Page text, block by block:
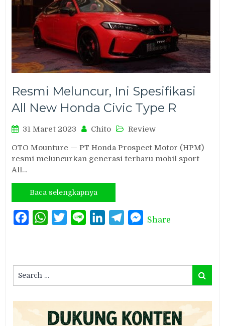
Resmi Meluncur, Ini Spesifikasi
All New Honda Civic Type R
31 Maret 2023 Chito Review
OTO Mounture — PT Honda Prospect Motor (HPM)
resmi meluncurkan generasi terbaru mobil sport
All…
Baca selengkapnya
FacebookWhatsAppTwitterLine LinkedInTelegramMessenger
Share
for:
Search